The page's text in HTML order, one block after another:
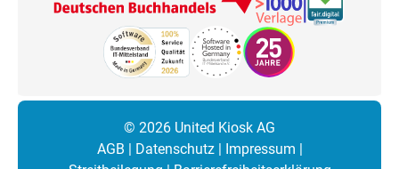
© 2026 United Kiosk AG
AGB | Datenschutz| Impressum |